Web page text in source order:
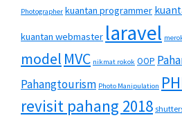
Photographer kuantan programmer
kuantan webmaster laravel
model MVC nikmat rokok OOP
Pahangtourism Photo Manipulation
revisit pahang 2018